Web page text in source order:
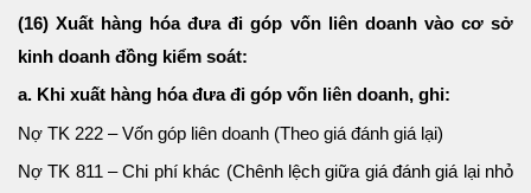
(16) Xuất hàng hóa đưa đi góp vốn liên doanh vào cơ sở
kinh doanh đồng kiểm soát:
a. Khi xuất hàng hóa đưa đi góp vốn liên doanh, ghi:
Nợ TK 222 – Vốn góp liên doanh (Theo giá đánh giá lại)
Nợ TK 811 – Chi phí khác (Chênh lệch giữa giá đánh giá lại nhỏ